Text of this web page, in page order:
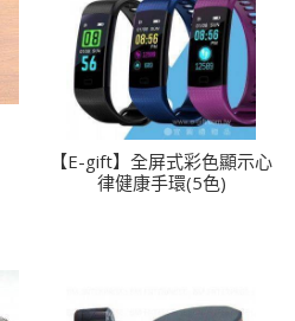
【E-gift】全屏式彩色顯示心
律健康手環(5色)